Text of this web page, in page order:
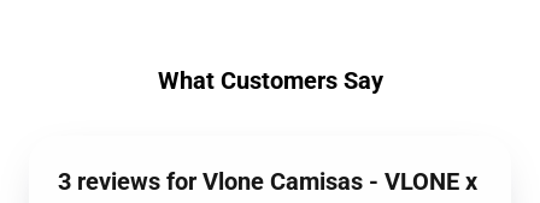
What Customers Say
3 reviews for Vlone Camisas - VLONE x